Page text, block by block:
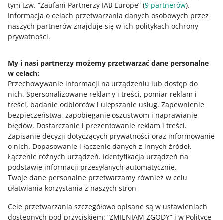
tym tzw. “Zaufani Partnerzy IAB Europe” (9 partnerów).
Informacja o celach przetwarzania danych osobowych przez
naszych partnerów znajduje się w ich politykach ochrony
prywatności.
My i nasi partnerzy możemy przetwarzać dane personalne
w celach:
Przechowywanie informacji na urządzeniu lub dostęp do
nich. Spersonalizowane reklamy i treści, pomiar reklam i
treści, badanie odbiorców i ulepszanie usług. Zapewnienie
bezpieczeństwa, zapobieganie oszustwom i naprawianie
błędów. Dostarczanie i prezentowanie reklam i treści.
Zapisanie decyzji dotyczących prywatności oraz informowanie
o nich. Dopasowanie i łączenie danych z innych źródeł.
Łączenie różnych urządzeń. Identyfikacja urządzeń na
podstawie informacji przesyłanych automatycznie.
Twoje dane personalne przetwarzamy również w celu
ułatwiania korzystania z naszych stron
Cele przetwarzania szczegółowo opisane są w ustawieniach
dostępnych pod przyciskiem: “ZMIENIAM ZGODY” i w Polityce
Ta strona jest też dostępna w innych językach
o allegro.pl
polski
čeština
English
slovenčina
o allegro.cz
polski
čeština
English
slovenčina
o allegro.sk